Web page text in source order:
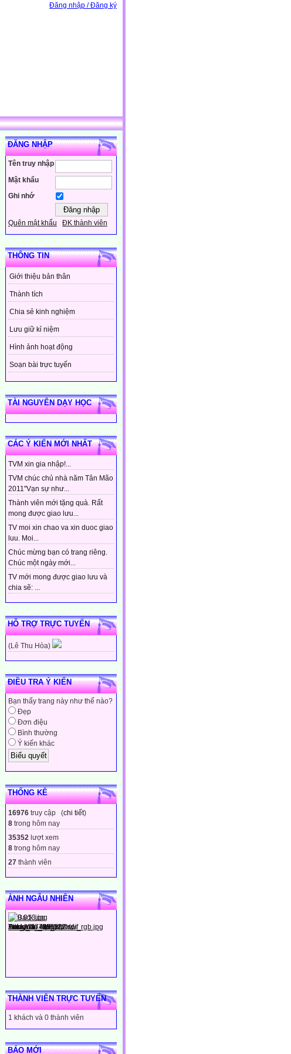
Đăng nhập / Đăng ký
ĐĂNG NHẬP
Tên truy nhập
Mật khẩu
Ghi nhớ
Quên mật khẩu ĐK thành viên
THÔNG TIN
Giới thiệu bản thân
Thành tích
Chia sẻ kinh nghiệm
Lưu giữ kỉ niệm
Hình ảnh hoạt động
Soạn bài trực tuyến
TÀI NGUYÊN DẠY HỌC
CÁC Ý KIẾN MỚI NHẤT
TVM xin gia nhập!...
TVM chúc chủ nhà năm Tân Mão
2011"Vạn sự như...
Thành viên mới tặng quà. Rất
mong được giao lưu...
TV moi xin chao va xin duoc giao
luu. Moi...
Chúc mừng bạn có trang riêng.
Chúc một ngày mới...
TV mới mong được giao lưu và
chia sẽ: ...
HỖ TRỢ TRỰC TUYẾN
(Lê Thu Hòa)
ĐIỀU TRA Ý KIẾN
Bạn thấy trang này như thế nào?
Đẹp
Đơn điệu
Bình thường
Ý kiến khác
THỐNG KÊ
16976 truy cập (chi tiết)
8 trong hôm nay
35352 lượt xem
8 trong hôm nay
27 thành viên
ẢNH NGẪU NHIÊN
THÀNH VIÊN TRỰC TUYẾN
1 khách và 0 thành viên
BÁO MỚI